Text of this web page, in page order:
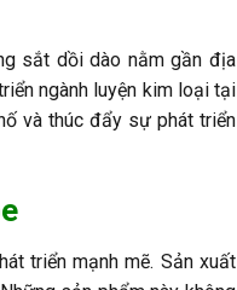
sắt dồi dào nằm gần địa
ngành luyện kim loại tại
và thúc đẩy sự phát triển
triển mạnh mẽ. Sản xuất